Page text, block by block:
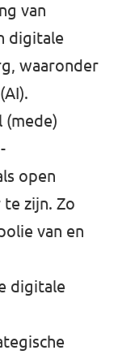
van
digitale
waaronder
open
zijn. Zo
van en
digitale